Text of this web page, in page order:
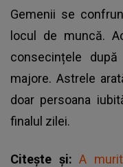
Gemenii se
locul de muncă.
consecințele
majore. Astrele
doar persoana
finalul zilei.
Citește și: A